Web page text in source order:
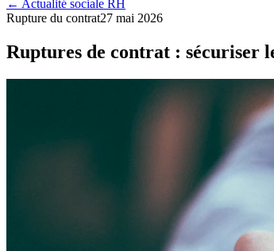
← Actualité sociale RH
Rupture du contrat27 mai 2026
Ruptures de contrat : sécuriser